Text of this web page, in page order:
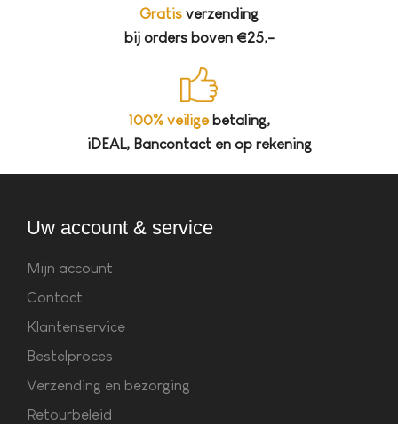
Gratis verzending
bij orders boven €25,-
100% veiligebetaling,
iDEAL, Bancontact en op rekening
Uw account & service
Mijn account
Contact
Klantenservice
Bestelproces
Verzending en bezorging
Retourbeleid